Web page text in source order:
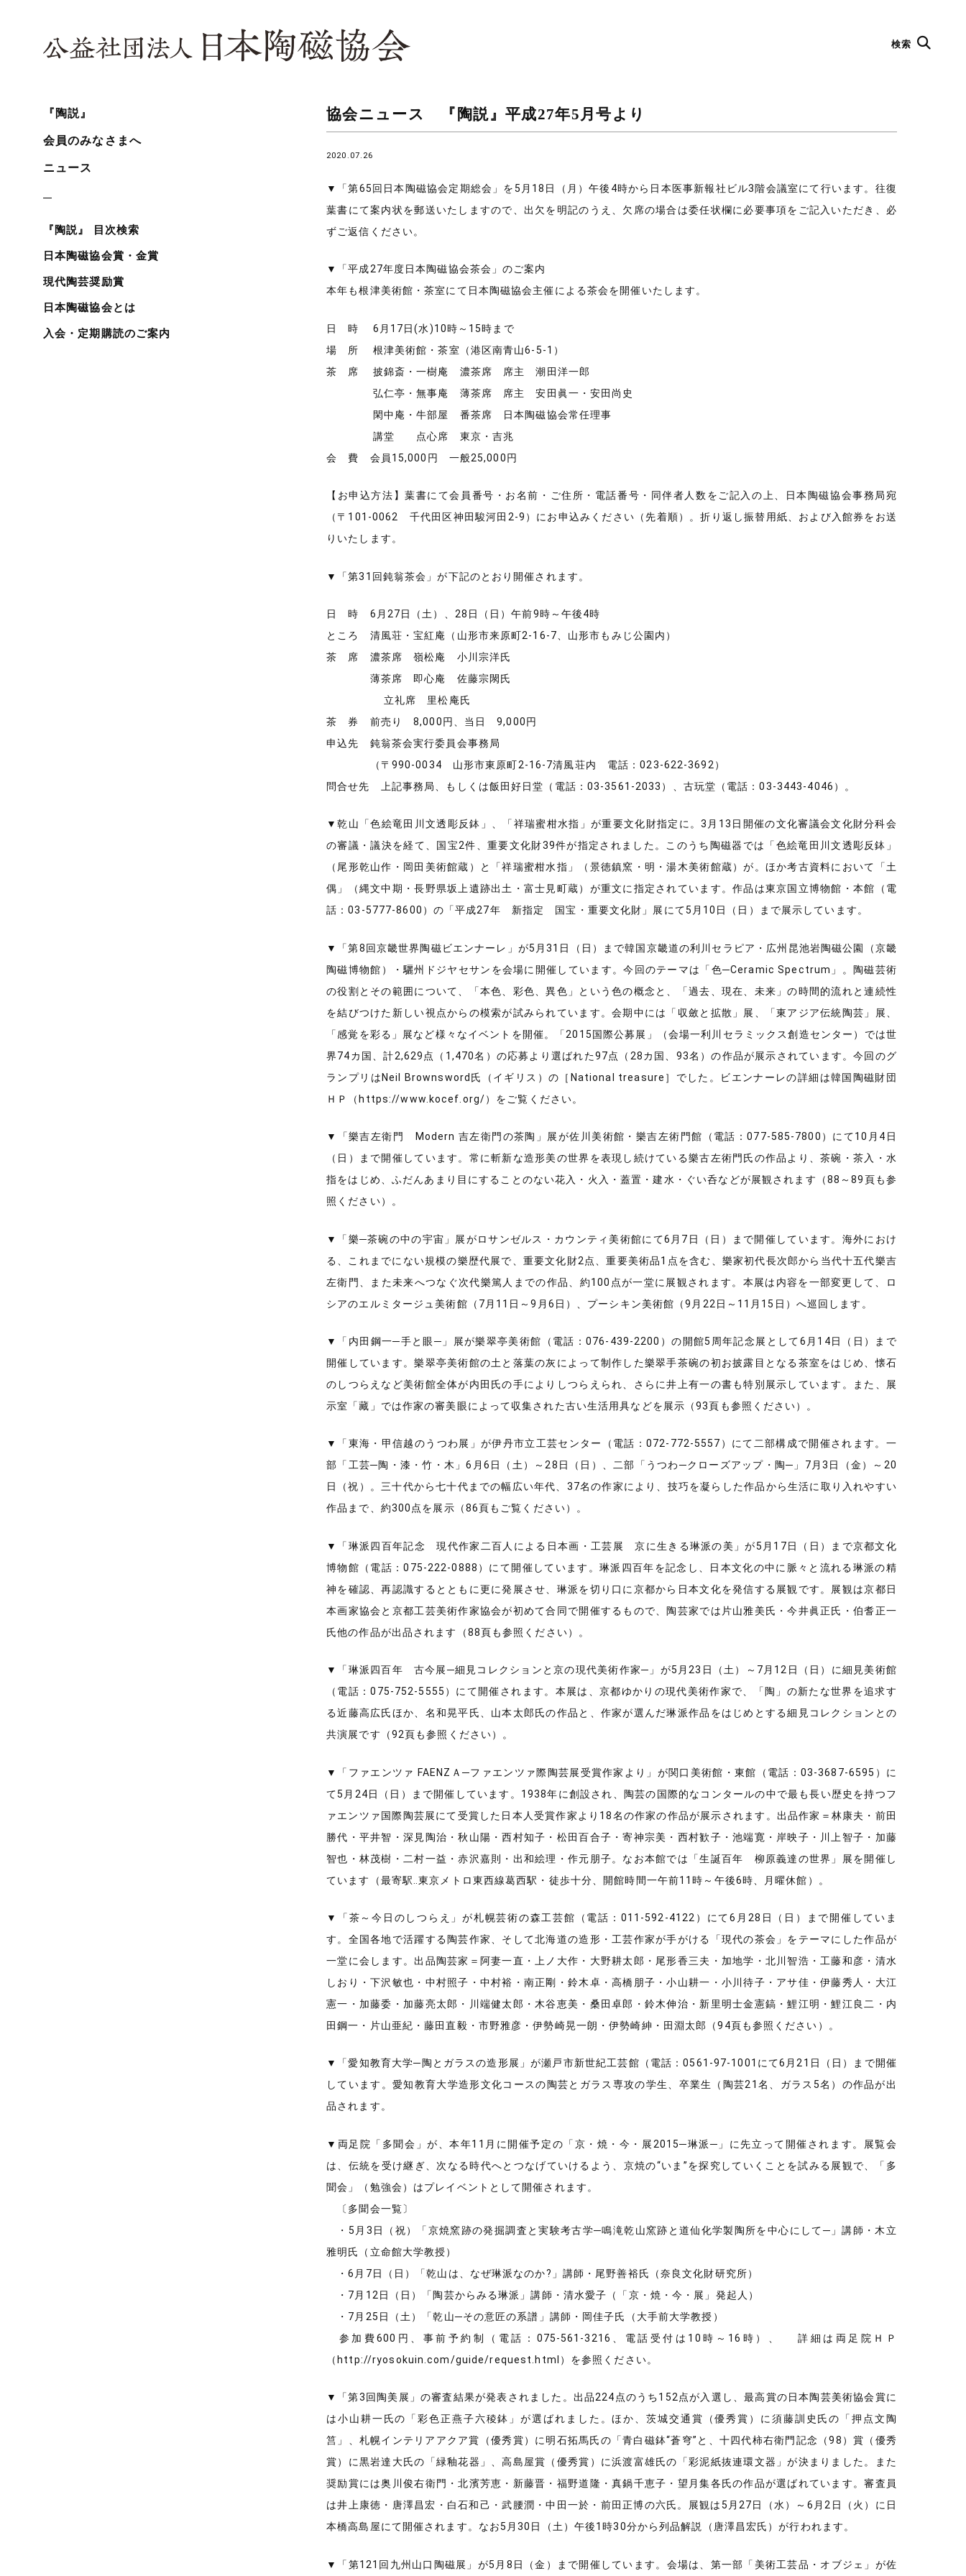
『陶説』
会員のみなさまへ
ニュース
『陶説』 目次検索
日本陶磁協会賞・金賞
現代陶芸奨励賞
日本陶磁協会とは
入会・定期購読のご案内
協会ニュース 『陶説』平成27年5月号より
2020.07.26
▼「第65回日本陶磁協会定期総会」を5月18日（月）午後4時から日本医事新報社ビル3階会議室にて行います。往復
葉書にて案内状を郵送いたしますので、出欠を明記のうえ、欠席の場合は委任状欄に必要事項をご記入いただき、必
ずご返信ください。
▼「平成27年度日本陶磁協会茶会」のご案内
本年も根津美術館・茶室にて日本陶磁協会主催による茶会を開催いたします。
日 時 6月17日(水)10時～15時まで
場 所 根津美術館・茶室（港区南青山6-5-1）
茶 席 披錦斎・一樹庵 濃茶席 席主 潮田洋一郎
弘仁亭・無事庵 薄茶席 席主 安田眞一・安田尚史
閑中庵・牛部屋 番茶席 日本陶磁協会常任理事
講堂 点心席 東京・吉兆
会 費 会員15,000円 一般25,000円
【お申込方法】葉書にて会員番号・お名前・ご住所・電話番号・同伴者人数をご記入の上、日本陶磁協会事務局宛
（〒101-0062 千代田区神田駿河田2-9）にお申込みください（先着順）。折り返し振替用紙、および入館券をお送
りいたします。
▼「第31回鈍翁茶会」が下記のとおり開催されます。
日 時 6月27日（土）、28日（日）午前9時～午後4時
ところ 清風荘・宝紅庵（山形市来原町2-16-7、山形市もみじ公園内）
茶 席 濃茶席 嶺松庵 小川宗洋氏
薄茶席 即心庵 佐藤宗閖氏
立礼席 里松庵氏
茶 券 前売り 8,000円、当日 9,000円
申込先 鈍翁茶会実行委員会事務局
（〒990-0034 山形市東原町2-16-7清風荘内 電話：023-622-3692）
問合せ先 上記事務局、もしくは飯田好日堂（電話：03-3561-2033）、古玩堂（電話：03-3443-4046）。
▼乾山「色絵竜田川文透彫反鉢」、「祥瑞蜜柑水指」が重要文化財指定に。3月13日開催の文化審議会文化財分科会
の審議・議決を経て、国宝2件、重要文化財39件が指定されました。このうち陶磁器では「色絵竜田川文透彫反鉢」
（尾形乾山作・岡田美術館蔵）と「祥瑞蜜柑水指」（景徳鎮窯・明・湯木美術館蔵）が。ほか考古資料において「土
偶」（縄文中期・長野県坂上遺跡出土・富士見町蔵）が重文に指定されています。作品は東京国立博物館・本館（電
話：03-5777-8600）の「平成27年 新指定 国宝・重要文化財」展にて5月10日（日）まで展示しています。
▼「第8回京畿世界陶磁ビエンナーレ」が5月31日（日）まで韓国京畿道の利川セラピア・広州昆池岩陶磁公園（京畿
陶磁博物館）・驪州ドジヤセサンを会場に開催しています。今回のテーマは「色─Ceramic Spectrum」。陶磁芸術
の役割とその範囲について、「本色、彩色、異色」という色の概念と、「過去、現在、未来」の時間的流れと連続性
を結びつけた新しい視点からの模索が試みられています。会期中には「収斂と拡散」展、「東アジア伝統陶芸」展、
「感覚を彩る」展など様々なイベントを開催。「2015国際公募展」（会場一利川セラミックス創造センター）では世
界74カ国、計2,629点（1,470名）の応募より選ばれた97点（28カ国、93名）の作品が展示されています。今回のグ
ランプリはNeil Brownsword氏（イギリス）の［National treasure］でした。ビエンナーレの詳細は韓国陶磁財団
ＨＰ（https://www.kocef.org/）をご覧ください。
▼「樂吉左衛門 Modern 吉左衛門の茶陶」展が佐川美術館・樂吉左術門館（電話：077-585-7800）にて10月4日
（日）まで開催しています。常に斬新な造形美の世界を表現し続けている樂古左術門氏の作品より、茶碗・茶入・水
指をはじめ、ふだんあまり目にすることのない花入・火入・蓋置・建水・ぐい呑などが展観されます（88～89頁も参
照ください）。
▼「樂─茶碗の中の宇宙」展がロサンゼルス・カウンティ美術館にて6月7日（日）まで開催しています。海外におけ
る、これまでにない規模の樂歴代展で、重要文化財2点、重要美術品1点を含む、樂家初代長次郎から当代十五代樂吉
左衛門、また未来へつなぐ次代樂篤人までの作品、約100点が一堂に展観されます。本展は内容を一部変更して、ロ
シアのエルミタージュ美術館（7月11日～9月6日）、プーシキン美術館（9月22日～11月15日）へ巡回します。
▼「内田鋼一─手と眼─」展が樂翠亭美術館（電話：076-439-2200）の開館5周年記念展として6月14日（日）まで
開催しています。樂翠亭美術館の土と落葉の灰によって制作した樂翠手茶碗の初お披露目となる茶室をはじめ、懐石
のしつらえなど美術館全体が内田氏の手によりしつらえられ、さらに井上有一の書も特別展示しています。また、展
示室「藏」では作家の審美眼によって収集された古い生活用具などを展示（93頁も参照ください）。
▼「東海・甲信越のうつわ展」が伊丹市立工芸センター（電話：072-772-5557）にて二部構成で開催されます。一
部「工芸─陶・漆・竹・木」6月6日（土）～28日（日）、二部「うつわ─クローズアップ・陶─」7月3日（金）～20
日（祝）。三十代から七十代までの幅広い年代、37名の作家により、技巧を凝らした作品から生活に取り入れやすい
作品まで、約300点を展示（86頁もご覧ください）。
▼「琳派四百年記念 現代作家二百人による日本画・工芸展 京に生きる琳派の美」が5月17日（日）まで京都文化
博物館（電話：075-222-0888）にて開催しています。琳派四百年を記念し、日本文化の中に脈々と流れる琳派の精
神を確認、再認識するとともに更に発展させ、琳派を切り口に京都から日本文化を発信する展観です。展観は京都日
本画家協会と京都工芸美術作家協会が初めて合同で開催するもので、陶芸家では片山雅美氏・今井眞正氏・伯耆正一
氏他の作品が出品されます（88頁も参照ください）。
▼「琳派四百年 古今展─細見コレクションと京の現代美術作家─」が5月23日（土）～7月12日（日）に細見美術館
（電話：075-752-5555）にて開催されます。本展は、京都ゆかりの現代美術作家で、「陶」の新たな世界を追求す
る近藤高広氏ほか、名和晃平氏、山本太郎氏の作品と、作家が選んだ琳派作品をはじめとする細見コレクションとの
共演展です（92頁も参照ください）。
▼「ファエンツァ FAENZＡ─ファエンツァ際陶芸展受賞作家より」が関口美術館・東館（電話：03-3687-6595）に
て5月24日（日）まで開催しています。1938年に創設され、陶芸の国際的なコンタールの中で最も長い歴史を持つフ
ァエンツァ国際陶芸展にて受賞した日本人受賞作家より18名の作家の作品が展示されます。出品作家＝林康夫・前田
勝代・平井智・深見陶治・秋山陽・西村知子・松田百合子・寄神宗美・西村歓子・池端寛・岸映子・川上智子・加藤
智也・林茂樹・二村一益・赤沢嘉則・出和絵理・作元朋子。なお本館では「生誕百年 柳原義達の世界」展を開催し
ています（最寄駅‥東京メトロ東西線葛西駅・徒歩十分、開館時間一午前11時～午後6時、月曜休館）。
▼「茶～今日のしつらえ」が札幌芸術の森工芸館（電話：011-592-4122）にて6月28日（日）まで開催していま
す。全国各地で活躍する陶芸作家、そして北海道の造形・工芸作家が手がける「現代の茶会」をテーマにした作品が
一堂に会します。出品陶芸家＝阿妻一直・上ノ大作・大野耕太郎・尾形香三夫・加地学・北川智浩・工藤和彦・清水
しおり・下沢敏也・中村照子・中村裕・南正剛・鈴木卓・高橋朋子・小山耕一・小川待子・アサ佳・伊藤秀人・大江
憲一・加藤委・加藤亮太郎・川端健太郎・木谷恵美・桑田卓郎・鈴木伸治・新里明士金憲鎬・鯉江明・鯉江良二・内
田鋼一・片山亜紀・藤田直毅・市野雅彦・伊勢崎晃一朗・伊勢崎紳・田淵太郎（94頁も参照ください）。
▼「愛知教育大学─陶とガラスの造形展」が瀬戸市新世紀工芸館（電話：0561-97-1001にて6月21日（日）まで開催
しています。愛知教育大学造形文化コースの陶芸とガラス専攻の学生、卒業生（陶芸21名、ガラス5名）の作品が出
品されます。
▼両足院「多聞会」が、本年11月に開催予定の「京・焼・今・展2015─琳派─」に先立って開催されます。展覧会
は、伝統を受け継ぎ、次なる時代へとつなげていけるよう、京焼の“いま”を探究していくことを試みる展観で、「多
聞会」（勉強会）はプレイベントとして開催されます。
〔多聞会一覧〕
・5月3日（祝）「京焼窯跡の発掘調査と実験考古学─鳴滝乾山窯跡と道仙化学製陶所を中心にして─」講師・木立
雅明氏（立命館大学教授）
・6月7日（日）「乾山は、なぜ琳派なのか?」講師・尾野善裕氏（奈良文化財研究所）
・7月12日（日）「陶芸からみる琳派」講師・清水愛子（「京・焼・今・展」発起人）
・7月25日（土）「乾山─その意匠の系譜」講師・岡佳子氏（大手前大学教授）
参加費600円、事前予約制（電話：075-561-3216、電話受付は10時～16時）、 詳細は両足院ＨＰ
（http://ryosokuin.com/guide/request.html）を参照ください。
▼「第3回陶美展」の審査結果が発表されました。出品224点のうち152点が入選し、最高賞の日本陶芸美術協会賞に
は小山耕一氏の「彩色正燕子六稜鉢」が選ばれました。ほか、茨城交通賞（優秀賞）に須藤訓史氏の「押点文陶
筥」、札幌インテリアアクア賞（優秀賞）に明石拓馬氏の「青白磁鉢“蒼穹”と、十四代柿右衛門記念（98）賞（優秀
賞）に黒岩達大氏の「緑釉花器」、高島屋賞（優秀賞）に浜渡富雄氏の「彩泥紙抜連環文器」が決まりました。また
奨励賞には奥川俊右衛門・北濱芳恵・新藤晋・福野道隆・真鍋千恵子・望月集各氏の作品が選ばれています。審査員
は井上康徳・唐澤昌宏・白石和己・武腰潤・中田一於・前田正博の六氏。展観は5月27日（水）～6月2日（火）に日
本橋高島屋にて開催されます。なお5月30日（土）午後1時30分から列品解説（唐澤昌宏氏）が行われます。
▼「第121回九州山口陶磁展」が5月8日（金）まで開催しています。会場は、第一部「美術工芸品・オブジェ」が佐
検索